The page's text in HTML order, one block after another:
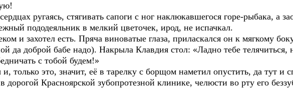
ругаясь, стягивать сапоги с ног наклюкавшегося горе-рыбака, а
пододеяльник в мелкий цветочек, ирод, не испачкал.
и захотел есть. Пряча виноватые глаза, приласкался он к мягкому
да доброй бабе надо). Накрыла Клавдия стол: «Ладно тебе телячиться,
с тобой будем!»
только это, значит, её в тарелку с борщом наметил опустить, да тут и
дорогой Красноярской зубопротезной клинике, челюсти во рту его